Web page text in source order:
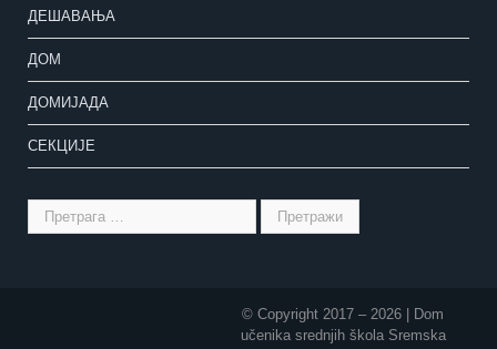
ДЕШАВАЊА
ДОМ
ДОМИЈАДА
СЕКЦИЈЕ
© Copyright 2017 – 2026 | Dom
učenika srednjih škola Sremska